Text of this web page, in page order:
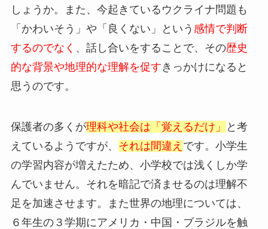
しょうか。また、今起きているウクライナ問題も
「かわいそう」や「良くない」という 感情で判断
するのでなく 、話し合いをすることで、その歴史
的な背景や地理的な理解を促す きっかけになると
思うのです。
保護者の多くが理科や社会は「覚えるだけ」
と考
えているようですが、 それは間違え です。小学生
の学習内容が増えたため、小学校では浅くしか学
んでいません。それを暗記で済ませるのは理解不
足を加速させます。また世界の地理については、
６年生の３学期にアメリカ・中国・ブラジルを触